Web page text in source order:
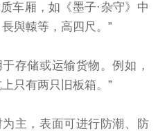
车厢，如《墨子·杂守》中
與轅等，高四尺。”
存储或运输货物。例如，
只有两只旧板箱。”
主，表面可进行防潮、防